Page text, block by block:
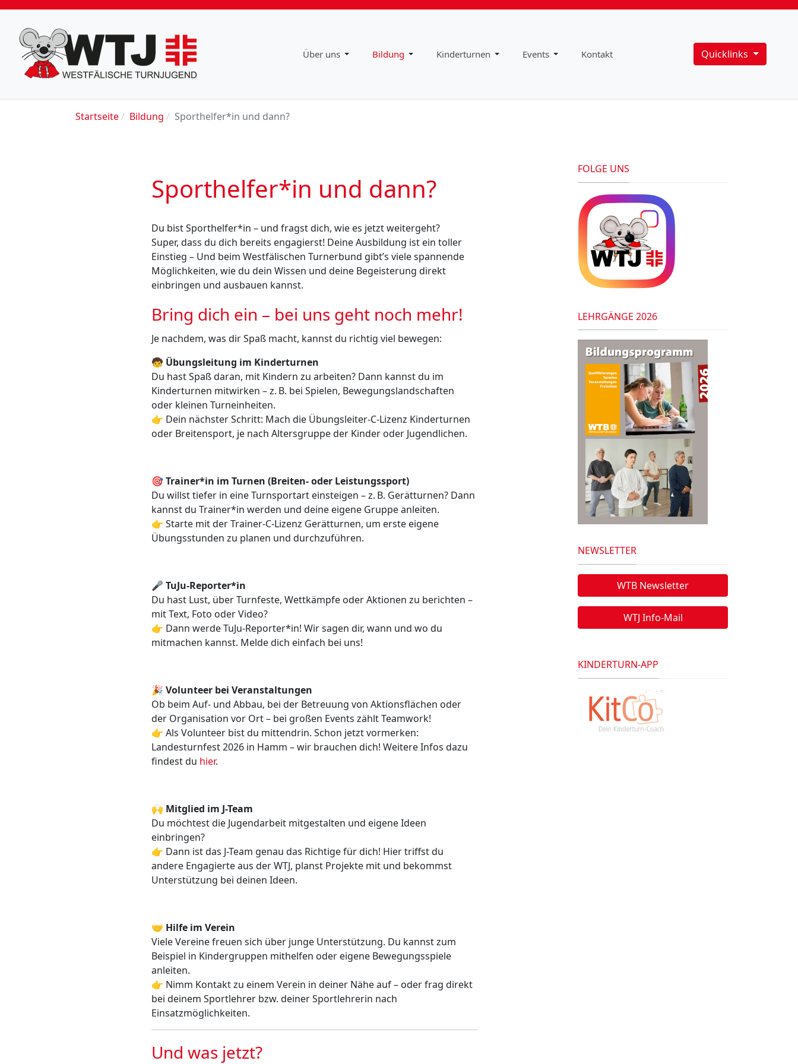
Impressum
Downloads
Über uns Bildung Kinderturnen Events Kontakt Quicklinks
Startseite Bildung Sporthelfer*in und dann?
Sporthelfer*in und dann?
Du bist Sporthelfer*in – und fragst dich, wie es jetzt weitergeht?
Super, dass du dich bereits engagierst! Deine Ausbildung ist ein toller
Einstieg – Und beim Westfälischen Turnerbund gibt’s viele spannende
Möglichkeiten, wie du dein Wissen und deine Begeisterung direkt
einbringen und ausbauen kannst.
Bring dich ein – bei uns geht noch mehr!
Je nachdem, was dir Spaß macht, kannst du richtig viel bewegen:
🧒 Übungsleitung im Kinderturnen
Du hast Spaß daran, mit Kindern zu arbeiten? Dann kannst du im
Kinderturnen mitwirken – z. B. bei Spielen, Bewegungslandschaften
oder kleinen Turneinheiten.
👉 Dein nächster Schritt: Mach die Übungsleiter-C-Lizenz Kinderturnen
oder Breitensport, je nach Altersgruppe der Kinder oder Jugendlichen.
🎯Trainer*in im Turnen (Breiten- oder Leistungssport)
Du willst tiefer in eine Turnsportart einsteigen – z. B. Gerätturnen? Dann
kannst du Trainer*in werden und deine eigene Gruppe anleiten.
👉 Starte mit der Trainer-C-Lizenz Gerätturnen, um erste eigene
Übungsstunden zu planen und durchzuführen.
🎤TuJu-Reporter*in
Du hast Lust, über Turnfeste, Wettkämpfe oder Aktionen zu berichten –
mit Text, Foto oder Video?
👉 Dann werde TuJu-Reporter*in! Wir sagen dir, wann und wo du
mitmachen kannst. Melde dich einfach bei uns!
🎉Volunteer bei Veranstaltungen
Ob beim Auf- und Abbau, bei der Betreuung von Aktionsflächen oder
der Organisation vor Ort – bei großen Events zählt Teamwork!
👉 Als Volunteer bist du mittendrin. Schon jetzt vormerken:
Landesturnfest 2026 in Hamm – wir brauchen dich! Weitere Infos dazu
findest du hier.
🙌 Mitglied im J-Team
Du möchtest die Jugendarbeit mitgestalten und eigene Ideen
einbringen?
👉 Dann ist das J-Team genau das Richtige für dich! Hier triffst du
andere Engagierte aus der WTJ, planst Projekte mit und bekommst
Unterstützung bei deinen Ideen.
🤝 Hilfe im Verein
Viele Vereine freuen sich über junge Unterstützung. Du kannst zum
Beispiel in Kindergruppen mithelfen oder eigene Bewegungsspiele
anleiten.
👉 Nimm Kontakt zu einem Verein in deiner Nähe auf – oder frag direkt
bei deinem Sportlehrer bzw. deiner Sportlehrerin nach
Einsatzmöglichkeiten.
Und was jetzt?
FOLGE UNS
LEHRGÄNGE 2026
NEWSLETTER
WTB Newsletter
WTJ Info-Mail
KINDERTURN-APP